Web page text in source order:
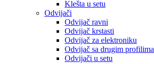
Klešta u setu
Odvijači
Odvijač ravni
Odvijač krstasti
Odvijač za elektroniku
Odvijač sa drugim profilima
Odvijači u setu